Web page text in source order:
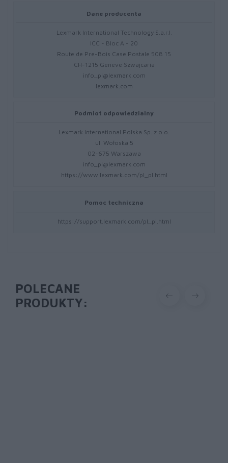
Dane producenta
Lexmark International Technology S.a.r.l.
ICC - Bloc A - 20
Route de Pre-Bois Case Postale 508 15
CH-1215 Geneve Szwajcaria
info_pl@lexmark.com
lexmark.com
Podmiot odpowiedzialny
Lexmark International Polska Sp. z o.o.
ul. Wołoska 5
02-675 Warszawa
info_pl@lexmark.com
https://www.lexmark.com/pl_pl.html
Pomoc techniczna
https://support.lexmark.com/pl_pl.html
POLECANE
PRODUKTY: